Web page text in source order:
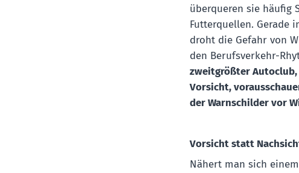
überqueren sie häufig
Futterquellen. Gerade
droht die Gefahr von
den Berufsverkehr-
zweitgrößter
Vorsicht,
der Warnschilder vor
Vorsicht statt
Nähert man sich